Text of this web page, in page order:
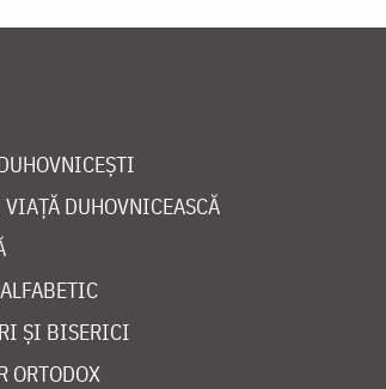
DUHOVNICEASCĂ
ȘI BISERICI
ORTODOX